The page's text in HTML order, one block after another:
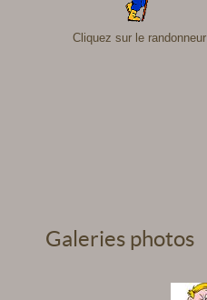
Cliquez sur le randonneur
Galeries photos